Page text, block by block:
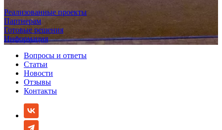
Реализованные проекты
Партнерам
Готовые решения
Информация
Вопросы и ответы
Статьи
Новости
Отзывы
Контакты